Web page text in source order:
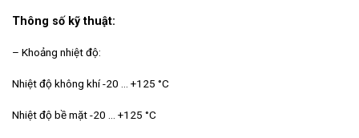
Thông số kỹ thuật:
– Khoảng nhiệt độ:
Nhiệt độ không khí -20 … +125 °С
Nhiệt độ bề mặt -20 … +125 °С